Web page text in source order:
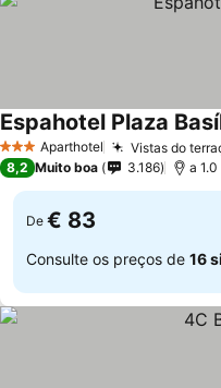
3 EstrelasAparthotel Vistas do
Espahotel Plaza
8,2 Muito boa 3.186 a
De € 83
Consulte os preços de 16